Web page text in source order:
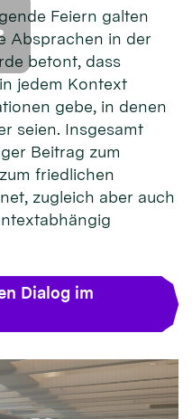
Feiern galten
Absprachen in der
betont, dass
jedem Kontext
gebe, in denen
seien. Insgesamt
Beitrag zum
friedlichen
zugleich aber auch
Dialog im